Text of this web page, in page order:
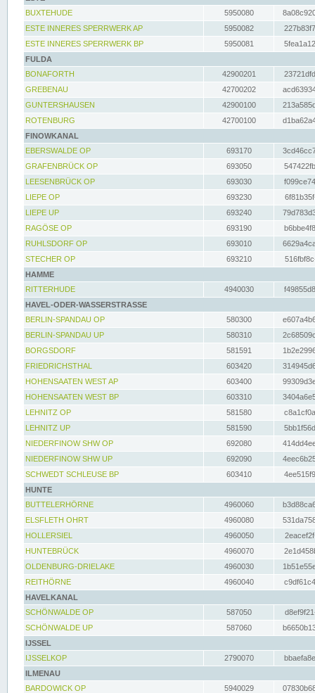
BUXTEHUDE
5950080
ESTE INNERES SPERRWERK AP
5950082
ESTE INNERES SPERRWERK BP
5950081
FULDA
BONAFORTH
42900201
GREBENAU
42700202
GUNTERSHAUSEN
42900100
ROTENBURG
42700100
FINOWKANAL
EBERSWALDE OP
693170
GRAFENBRÜCK OP
693050
LEESENBRÜCK OP
693030
LIEPE OP
693230
LIEPE UP
693240
RAGÖSE OP
693190
RUHLSDORF OP
693010
STECHER OP
693210
HAMME
RITTERHUDE
4940030
HAVEL-ODER-WASSERSTRASSE
BERLIN-SPANDAU OP
580300
BERLIN-SPANDAU UP
580310
BORGSDORF
581591
FRIEDRICHSTHAL
603420
HOHENSAATEN WEST AP
603400
HOHENSAATEN WEST BP
603310
LEHNITZ OP
581580
LEHNITZ UP
581590
NIEDERFINOW SHW OP
692080
NIEDERFINOW SHW UP
692090
SCHWEDT SCHLEUSE BP
603410
HUNTE
BUTTELERHÖRNE
4960060
ELSFLETH OHRT
4960080
HOLLERSIEL
4960050
HUNTEBRÜCK
4960070
OLDENBURG-DRIELAKE
4960030
REITHÖRNE
4960040
HAVELKANAL
SCHÖNWALDE OP
587050
SCHÖNWALDE UP
587060
IJSSEL
IJSSELKOP
2790070
ILMENAU
BARDOWICK OP
5940029